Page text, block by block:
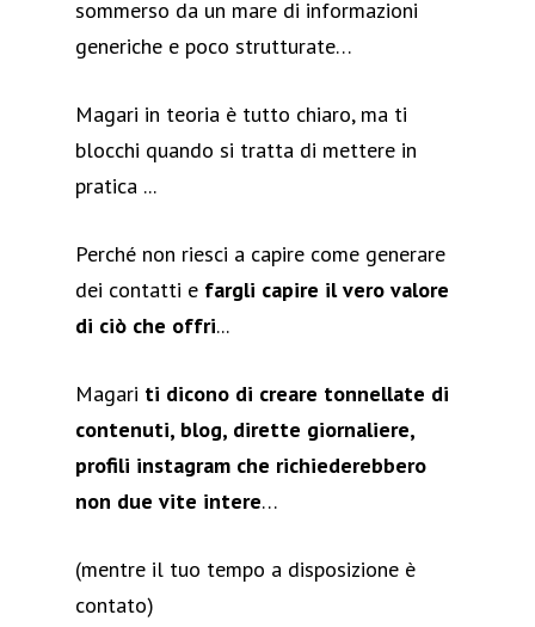
sommerso da un mare di informazioni
generiche e poco strutturate…
Magari in teoria è tutto chiaro, ma ti
blocchi quando si tratta di mettere in
pratica ...
Perché non riesci a capire come generare
dei contatti e fargli capire il vero valore
di ciò che offri...
Magari ti dicono di creare tonnellate di
contenuti, blog, dirette giornaliere,
profili instagram che richiederebbero
non due vite intere…
(mentre il tuo tempo a disposizione è
contato)